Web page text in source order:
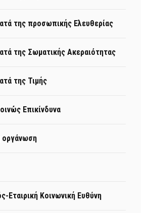
της προσωπικής Ελευθερίας
της Σωματικής Ακεραιότητας
της Τιμής
Επικίνδυνα
οργάνωση
Εταιρική Κοινωνική Ευθύνη